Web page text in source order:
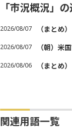
「市況概況」
2026/08/07 （まとめ
2026/08/07 （朝）米
2026/08/06 （まとめ
関連用語一覧